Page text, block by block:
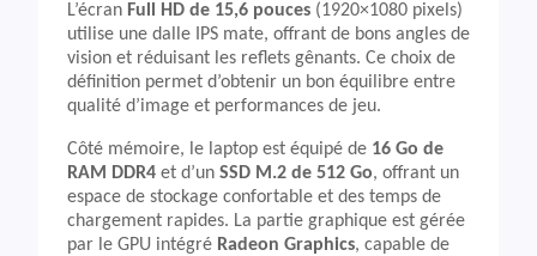
L’écran Full HD de 15,6 pouces (1920×1080 pixels)
utilise une dalle IPS mate, offrant de bons angles de
vision et réduisant les reflets gênants. Ce choix de
définition permet d’obtenir un bon équilibre entre
qualité d’image et performances de jeu.
Côté mémoire, le laptop est équipé de 16 Go de
RAM DDR4 et d’un SSD M.2 de 512 Go, offrant un
espace de stockage confortable et des temps de
chargement rapides. La partie graphique est gérée
par le GPU intégré Radeon Graphics, capable de